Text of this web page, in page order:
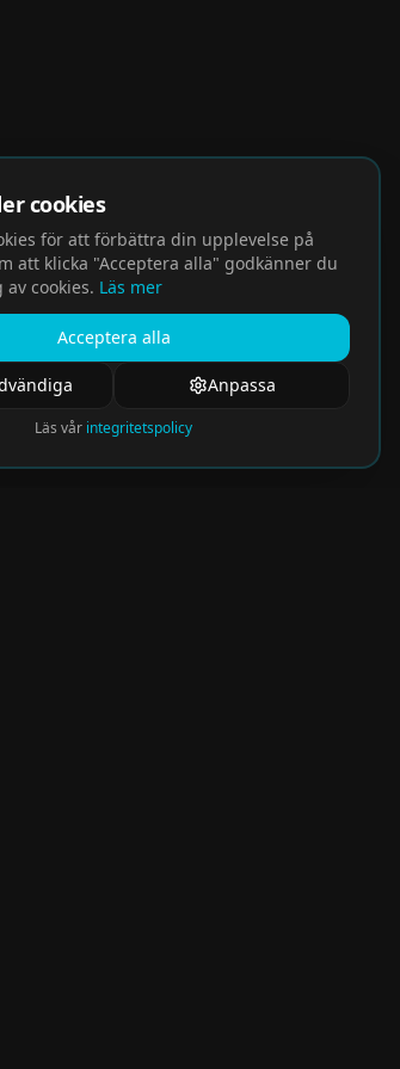
cookies
för att förbättra din upplevelse på
att klicka "Acceptera alla" godkänner du
cookies. Läs mer
Acceptera alla
Anpassa
Läs vår integritetspolicy